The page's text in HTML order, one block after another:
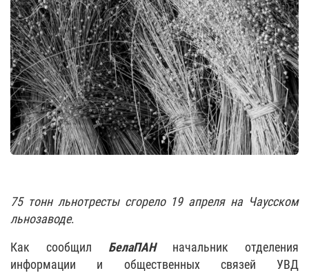
75 тонн льнотресты сгорело 19 апреля на Чаусском
льнозаводе.
Как сообщил БелаПАНначальник отделения
информации и общественных связей УВД